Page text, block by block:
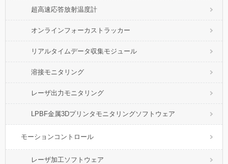
超高速応答放射温度計
オンラインフォーカストラッカー
リアルタイムデータ収集モジュール
溶接モニタリング
レーザ出力モニタリング
LPBF金属3Dプリンタモニタリングソフトウェア
モーションコントロール
レーザ加工ソフトウェア